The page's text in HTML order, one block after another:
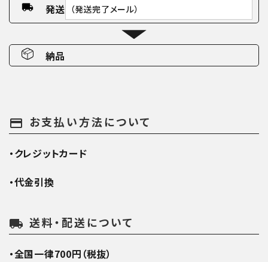
発送 （発送完了メール）
納品
payment お支払い方法について
・クレジットカード
・代金引換
local_shipping 送料・配送について
・全国一律700円（税抜）